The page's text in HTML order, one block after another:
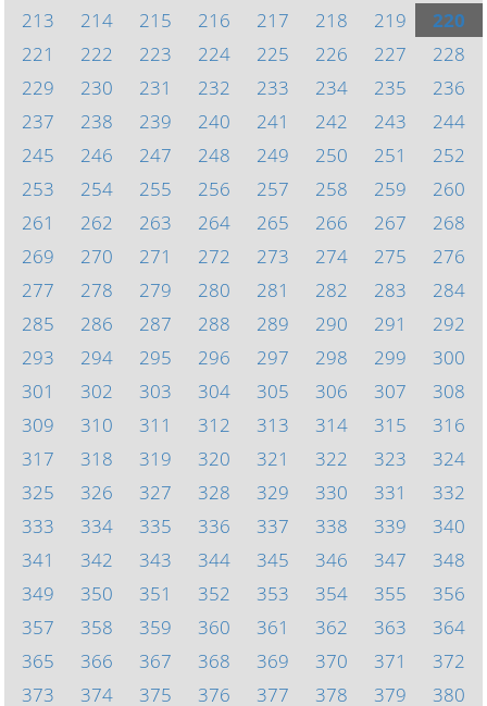
213
214 215 216 217 218 219
220
221
222 223 224 225 226 227
228
229
230 231 232 233 234 235
236
237
238 239 240 241 242 243
244
245
246 247 248 249 250 251
252
253
254 255 256 257 258 259
260
261
262 263 264 265 266 267
268
269
270 271 272 273 274 275
276
277
278 279 280 281 282 283
284
285
286 287 288 289 290 291
292
293
294 295 296 297 298 299
300
301
302 303 304 305 306 307
308
309
310 311 312 313 314 315
316
317
318 319 320 321 322 323
324
325
326 327 328 329 330 331
332
333
334 335 336 337 338 339
340
341
342 343 344 345 346 347
348
349
350 351 352 353 354 355
356
357
358 359 360 361 362 363
364
365
366 367 368 369 370 371
372
373
374 375 376 377 378 379 380